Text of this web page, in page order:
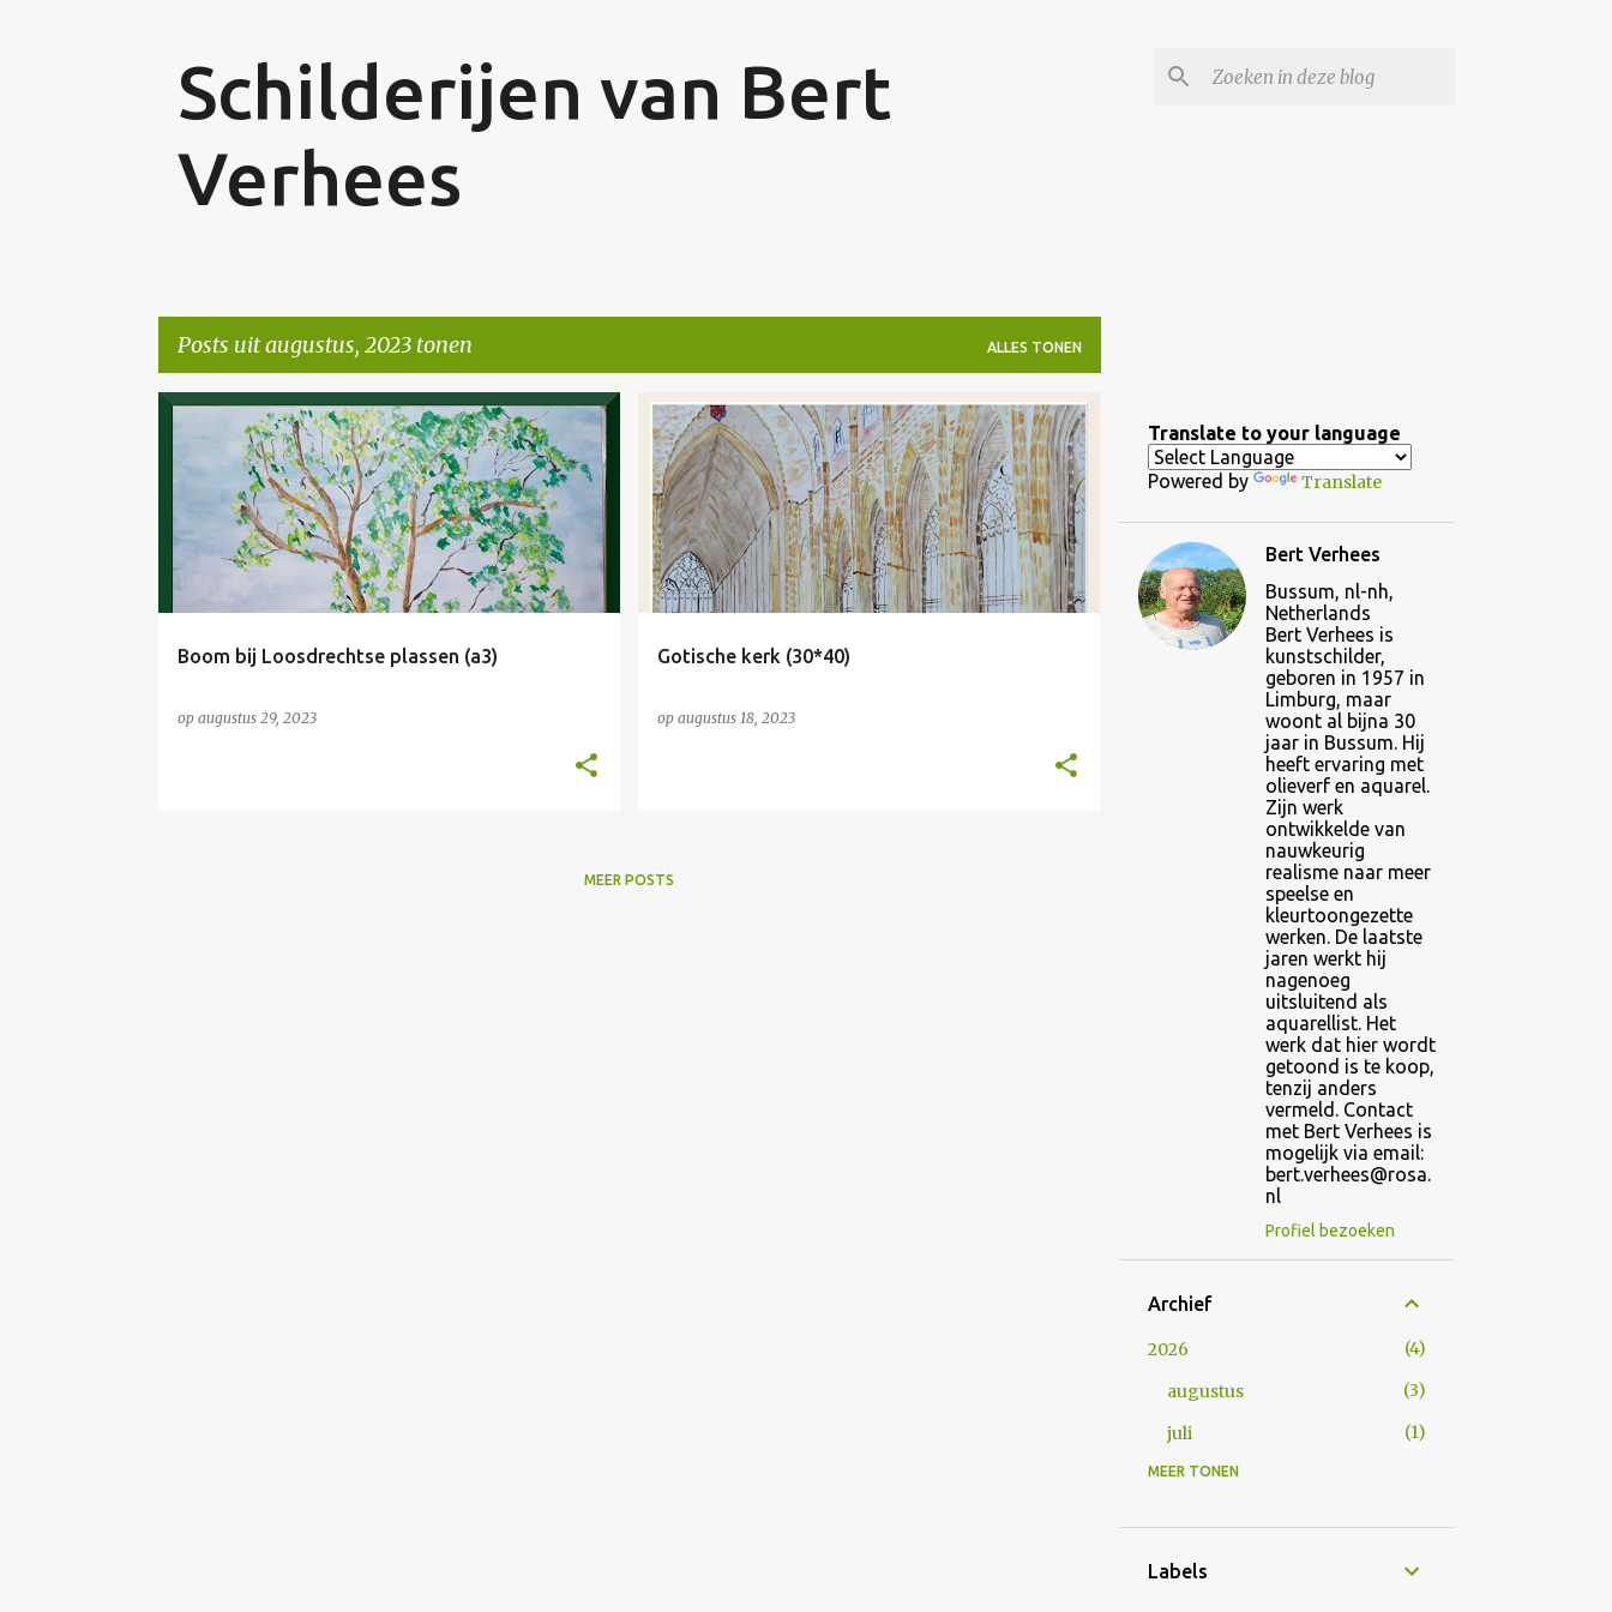
Schilderijen van Bert
Verhees
Posts uit augustus, 2023 tonen ALLES TONEN
Boom bij Loosdrechtse plassen (a3)
op augustus 29, 2023
NIET TE KOOP
Gotische kerk (30*40)
op augustus 18, 2023
KERK NIET TE KOOP
MEER POSTS
Translate to your language
Powered by Translate
Bert Verhees
Bussum, nl-nh,
Netherlands
Bert Verhees is
kunstschilder,
geboren in 1957 in
Limburg, maar
woont al bijna 30
jaar in Bussum. Hij
heeft ervaring met
olieverf en aquarel.
Zijn werk
ontwikkelde van
nauwkeurig
realisme naar meer
speelse en
kleurtoongezette
werken. De laatste
jaren werkt hij
nagenoeg
uitsluitend als
aquarellist. Het
werk dat hier wordt
getoond is te koop,
tenzij anders
vermeld. Contact
met Bert Verhees is
mogelijk via email:
bert.verhees@rosa.
nl
Profiel bezoeken
Archief
2026
4
augustus
3
juli
1
2024
mei
MEER TONEN
Labels